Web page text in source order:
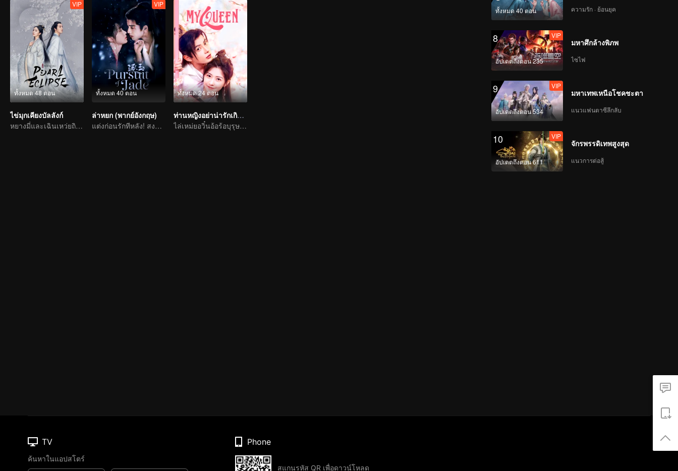
ทั้งหมด 48 ตอน
VIP
ไข่มุกเคียงบัลลังก์
หยางมี่และเฉินเหว่ยถิงต่อสู้กับโชคชะตาเพื่อความรัก
ทั้งหมด 40 ตอน
VIP
ล่าหยก (พากย์อังกฤษ)
แต่งก่อนรักทีหลัง! สงครามหลอมรักแท้
ทั้งหมด 24 ตอน
ท่านหญิงอย่าน่ารักเกินไป
ไล่เหม่ยอวิ๋นอ้อร้อบุรุษรูปงามสุดฤทธิ์สุดเดช
ทั้งหมด 40 ตอน ความรัก · ย้อนยุค
8
อัปเดตถึงตอน 235
VIP
มหาศึกล้างพิภพ
ไซไฟ
9
อัปเดตถึงตอน 534
VIP
มหาเทพเหนือโชคชะตา
แนวแฟนตาซีลึกลับ
10
อัปเดตถึงตอน 611
VIP
จักรพรรดิเทพสูงสุด
แนวการต่อสู้
TV
ค้นหาในแอปสโตร์
Phone
สแกนรหัส QR เพื่อดาวน์โหลด